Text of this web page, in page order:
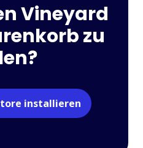
Vineyard
zu
installieren